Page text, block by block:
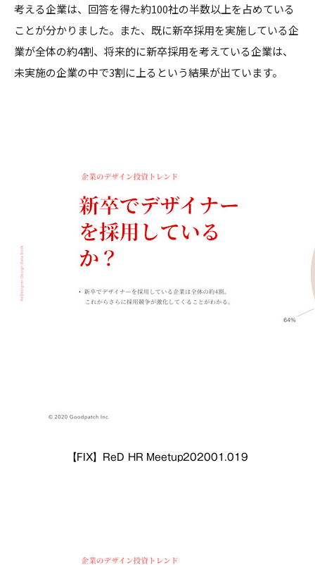
考える企業は、回答を得た約100社の半数以上を占めている
ことが分かりました。また、既に新卒採用を実施している企
業が全体の約4割、将来的に新卒採用を考えている企業は、
未実施の企業の中で3割に上るという結果が出ています。
【FIX】ReD HR Meetup202001.019